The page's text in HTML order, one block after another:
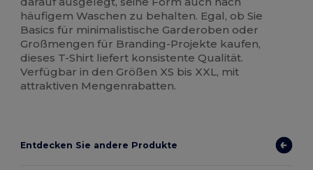
häufigem Waschen zu behalten. Egal, ob Sie
Basics für minimalistische Garderoben oder
Großmengen für Branding-Projekte kaufen,
dieses T-Shirt liefert konsistente Qualität.
Verfügbar in den Größen XS bis XXL, mit
attraktiven Mengenrabatten.
Entdecken Sie andere Produkte